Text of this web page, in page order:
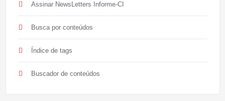
Assinar NewsLetters Informe-CI
Busca por conteúdos
Índice de tags
Buscador de conteúdos